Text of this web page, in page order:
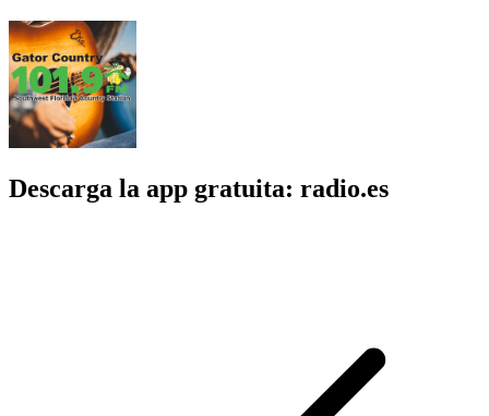
Descarga la app gratuita: radio.es